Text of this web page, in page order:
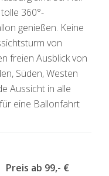
360°-
genießen. Keine
von
freien Ausblick von
Süden, Westen
Aussicht in alle
eine Ballonfahrt
ab 99,- €